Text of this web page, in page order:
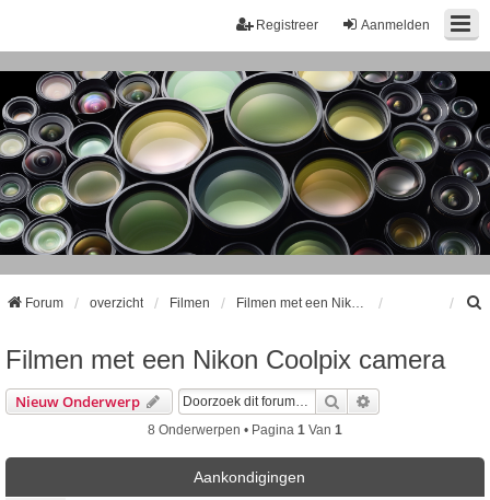
Aanmelden
Registreer
Forum overzicht Filmen
Filmen met een Nikon Coolpix camera
Nieuw Onderwerp Zoek
8 Onderwerpen • Pagina 1 Van 1
Aankondigingen